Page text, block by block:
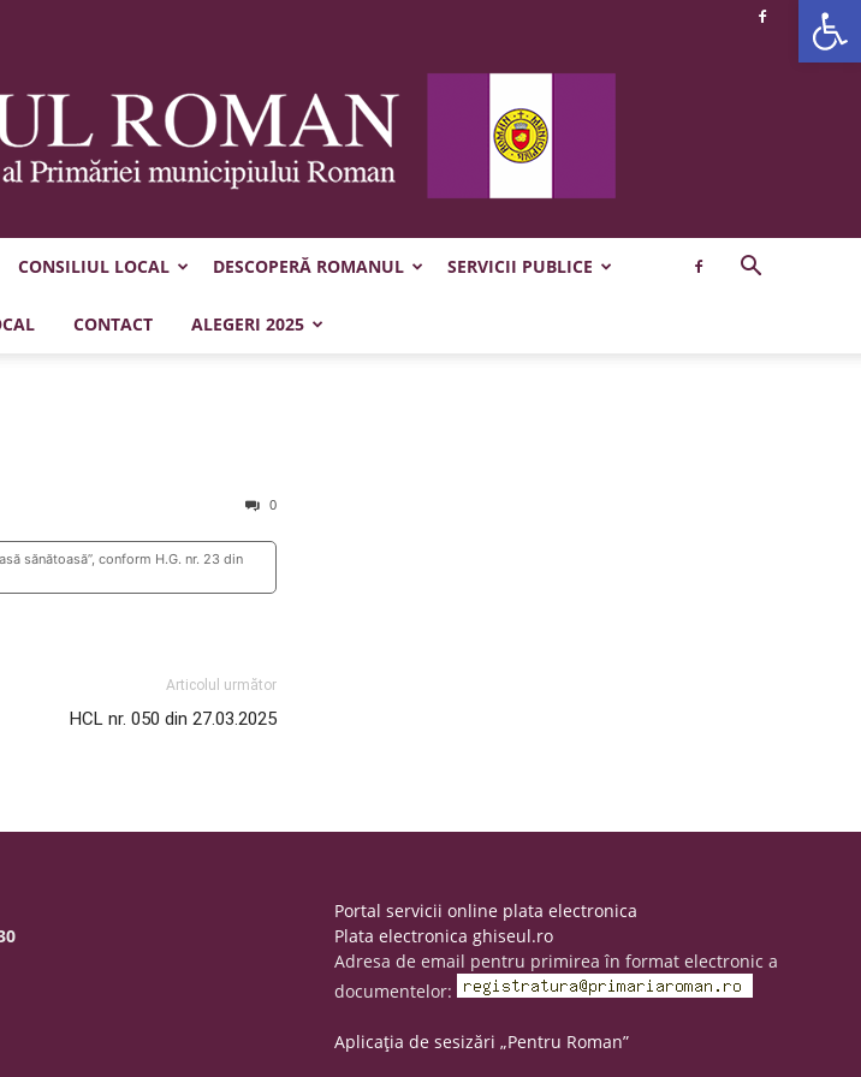
Municipiul
CONSILIUL LOCAL DESCOPERĂ ROMANUL SERVICII PUBLICE
CONTACT ALEGERI 2025
0
sănătoasă”, conform H.G. nr. 23 din
Articolul următor
HCL nr. 050 din 27.03.2025
Portal servicii online plata electronica
Plata electronica ghiseul.ro
Adresa de email pentru primirea în format electronic a
documentelor:
Aplicația de sesizări „Pentru Roman”